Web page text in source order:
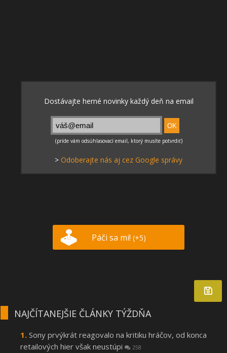
> Odoberajte nás aj cez Google správy
Páči sa mi! (+5)
NAJČÍTANEJŠIE ČLÁNKY TÝŽDŇA
Sony prvýkrát reagovalo na kritiku hráčov, od konca
retailových hier však neustúpi
258